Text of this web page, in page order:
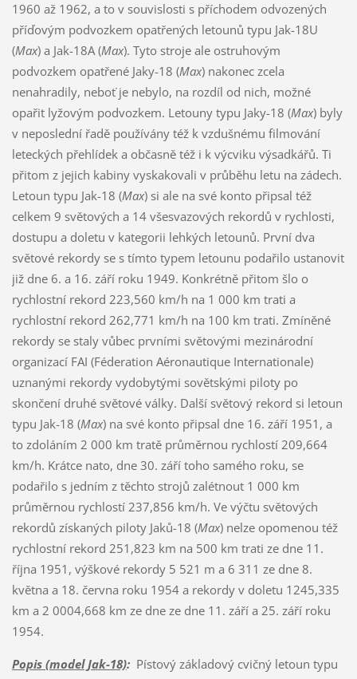
1960 až 1962, a to v souvislosti s příchodem odvozených
příďovým podvozkem opatřených letounů typu Jak-18U
(Max) a Jak-18A (Max). Tyto stroje ale ostruhovým
podvozkem opatřené Jaky-18 (Max) nakonec zcela
nenahradily, neboť je nebylo, na rozdíl od nich, možné
opařit lyžovým podvozkem. Letouny typu Jaky-18 (Max) byly
v neposlední řadě používány též k vzdušnému filmování
leteckých přehlídek a občasně též i k výcviku výsadkářů. Ti
přitom z jejich kabiny vyskakovali v průběhu letu na zádech.
Letoun typu Jak-18 (Max) si ale na své konto připsal též
celkem 9 světových a 14 všesvazových rekordů v rychlosti,
dostupu a doletu v kategorii lehkých letounů. První dva
světové rekordy se s tímto typem letounu podařilo ustanovit
již dne 6. a 16. září roku 1949. Konkrétně přitom šlo o
rychlostní rekord 223,560 km/h na 1 000 km trati a
rychlostní rekord 262,771 km/h na 100 km trati. Zmíněné
rekordy se staly vůbec prvními světovými mezinárodní
organizací FAI (Féderation Aéronautique Internationale)
uznanými rekordy vydobytými sovětskými piloty po
skončení druhé světové války. Další světový rekord si letoun
typu Jak-18 (Max) na své konto připsal dne 16. září 1951, a
to zdoláním 2 000 km tratě průměrnou rychlostí 209,664
km/h. Krátce nato, dne 30. září toho samého roku, se
podařilo s jedním z těchto strojů zalétnout 1 000 km
průměrnou rychlostí 237,856 km/h. Ve výčtu světových
rekordů získaných piloty Jaků-18 (Max) nelze opomenou též
rychlostní rekord 251,823 km na 500 km trati ze dne 11.
října 1951, výškové rekordy 5 521 m a 6 311 ze dne 8.
května a 18. června roku 1954 a rekordy v doletu 1245,335
km a 2 0004,668 km ze dne ze dne 11. září a 25. září roku
1954.
Popis (model Jak-18):Pístový základový cvičný letoun typu